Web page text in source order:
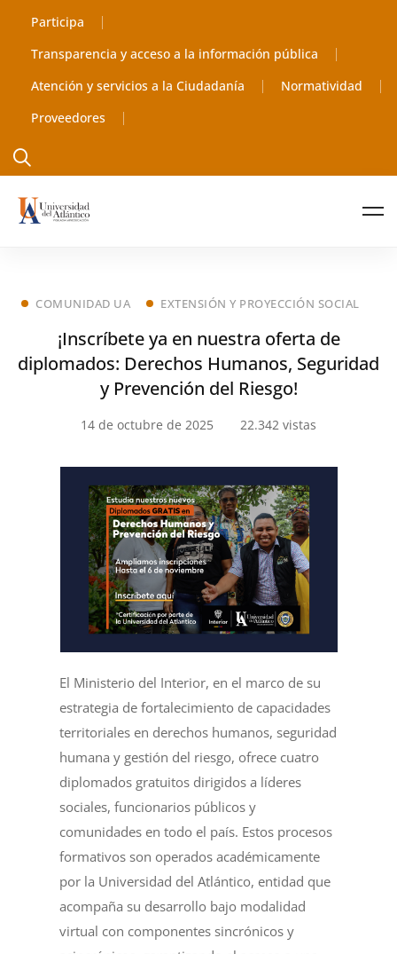
Participa
Transparencia y acceso a la información pública
Atención y servicios a la Ciudadanía
Normatividad
Proveedores
COMUNIDAD UA EXTENSIÓN Y PROYECCIÓN SOCIAL
¡Inscríbete ya en nuestra oferta de
diplomados: Derechos Humanos, Seguridad
y Prevención del Riesgo!
14 de octubre de 2025 22.342 vistas
El Ministerio del Interior, en el marco de su
estrategia de fortalecimiento de capacidades
territoriales en derechos humanos, seguridad
humana y gestión del riesgo, ofrece cuatro
diplomados gratuitos dirigidos a líderes
sociales, funcionarios públicos y
comunidades en todo el país. Estos procesos
formativos son operados académicamente
por la Universidad del Atlántico, entidad que
acompaña su desarrollo bajo modalidad
virtual con componentes sincrónicos y